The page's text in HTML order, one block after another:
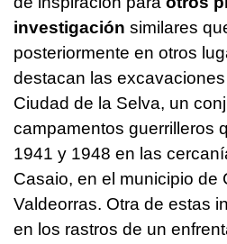
investigación similares
posteriormente en otros
destacan las
Ciudad de la Selva, un
campamentos guerrilleros
1941 y 1948 en las
Casaio, en el municipio de
Valdeorras. Otra de estas
en los rastros de un